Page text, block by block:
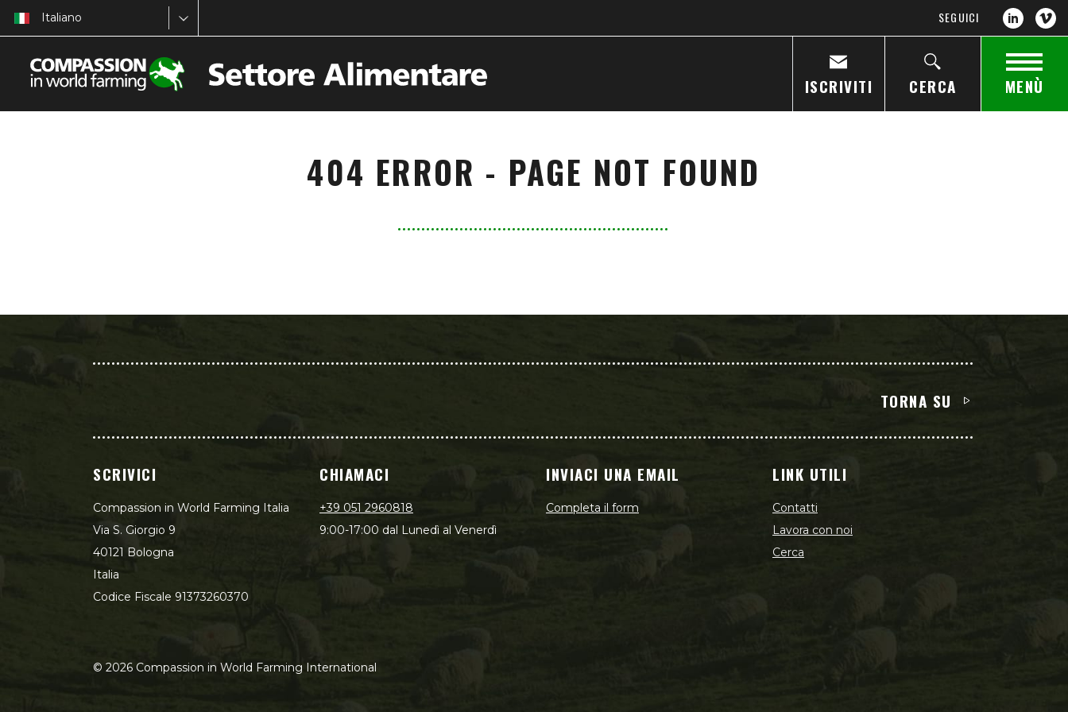
Italiano SEGUICI
ISCRIVITI CERCA MENÙ
404 ERROR - PAGE NOT FOUND
TORNA SU
SCRIVICI
Compassion in World Farming Italia
Via S. Giorgio 9
40121 Bologna
Italia
Codice Fiscale 91373260370
CHIAMACI
+39 051 2960818
9:00-17:00 dal Lunedì al Venerdì
INVIACI UNA EMAIL
Completa il form
LINK UTILI
Contatti
Lavora con noi
Cerca
© 2026 Compassion in World Farming International